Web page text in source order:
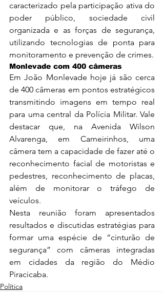
caracterizado pela participação ativa do
poder público, sociedade civil
organizada e as forças de segurança,
utilizando tecnologias de ponta para
monitoramento e prevenção de crimes.
Monlevade com 400 câmeras
Em João Monlevade hoje já são cerca
de 400 câmeras em pontos estratégicos
transmitindo imagens em tempo real
para uma central da Polícia Militar. Vale
destacar que, na Avenida Wilson
Alvarenga, em Carneirinhos, uma
câmera tem a capacidade de fazer até o
reconhecimento facial de motoristas e
pedestres, reconhecimento de placas,
além de monitorar o tráfego de
veículos.
Nesta reunião foram apresentados
resultados e discutidas estratégias para
formar uma espécie de “cinturão de
segurança” com câmeras integradas
em cidades da região do Médio
Piracicaba.
Política